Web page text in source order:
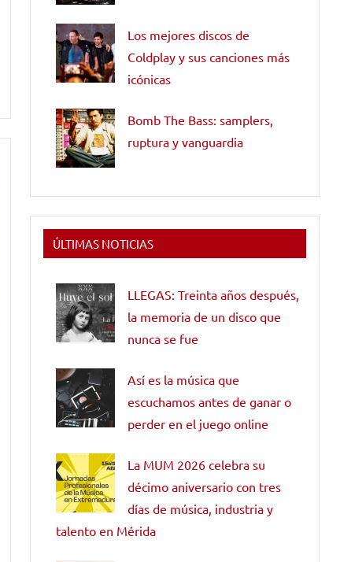
Los mejores discos de
Coldplay y sus canciones más
icónicas
Bomb The Bass: samplers,
ruptura y vanguardia
ÚLTIMAS NOTICIAS
LLEGAS: Treinta años después,
la memoria de un disco que
nunca se fue
Así es la música que
escuchamos antes de ganar o
perder en el juego online
La MUM 2026 celebra su
décimo aniversario con tres
días de música, industria y
talento en Mérida